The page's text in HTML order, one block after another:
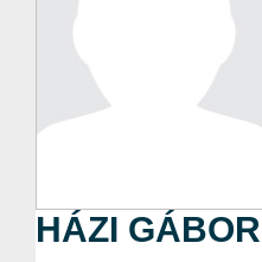
HÁZI GÁBOR